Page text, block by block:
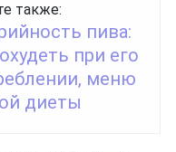
также:
пива:
при его
меню
диеты